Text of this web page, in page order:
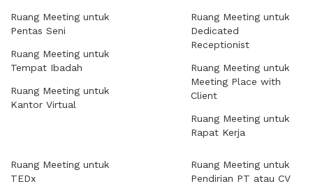
Ruang Meeting untuk
Pentas Seni
Ruang Meeting untuk
Tempat Ibadah
Ruang Meeting untuk
Kantor Virtual
Ruang Meeting untuk
Dedicated
Receptionist
Ruang Meeting untuk
Meeting Place with
Client
Ruang Meeting untuk
Rapat Kerja
Ruang Meeting untuk
TEDx
Ruang Meeting untuk
Pendirian PT atau CV